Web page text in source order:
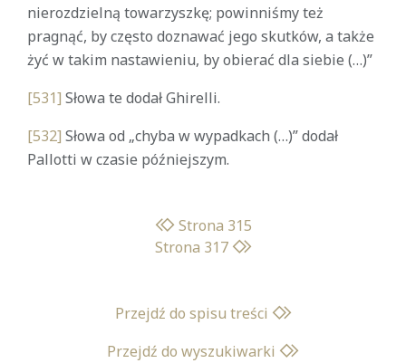
nierozdzielną towarzyszkę; powinniśmy też
pragnąć, by często doznawać jego skutków, a także
żyć w takim nastawieniu, by obierać dla siebie (…)”
[531] Słowa te dodał Ghirelli.
[532] Słowa od „chyba w wypadkach (…)” dodał
Pallotti w czasie późniejszym.
Strona 315
Strona 317
Przejdź do spisu treści
Przejdź do wyszukiwarki